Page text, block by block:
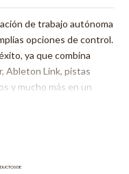
de trabajo autónoma
opciones de control.
ya que combina
Ableton Link, pistas
y mucho más en un
DE